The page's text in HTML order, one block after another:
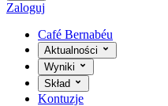
Zaloguj
Café Bernabéu
Aktualności
Wyniki
Skład
Kontuzje